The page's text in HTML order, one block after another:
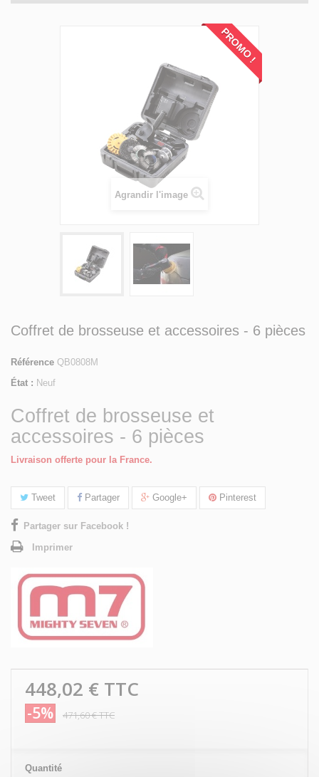
PROMO !
Agrandir l'image
Coffret de brosseuse et accessoires - 6 pièces
Référence QB0808M
État : Neuf
Coffret de brosseuse et
accessoires - 6 pièces
Livraison offerte pour la France.
Tweet Partager Google+ Pinterest
Partager sur Facebook !
Imprimer
448,02 € TTC
-5% 471,60 €TTC
Quantité